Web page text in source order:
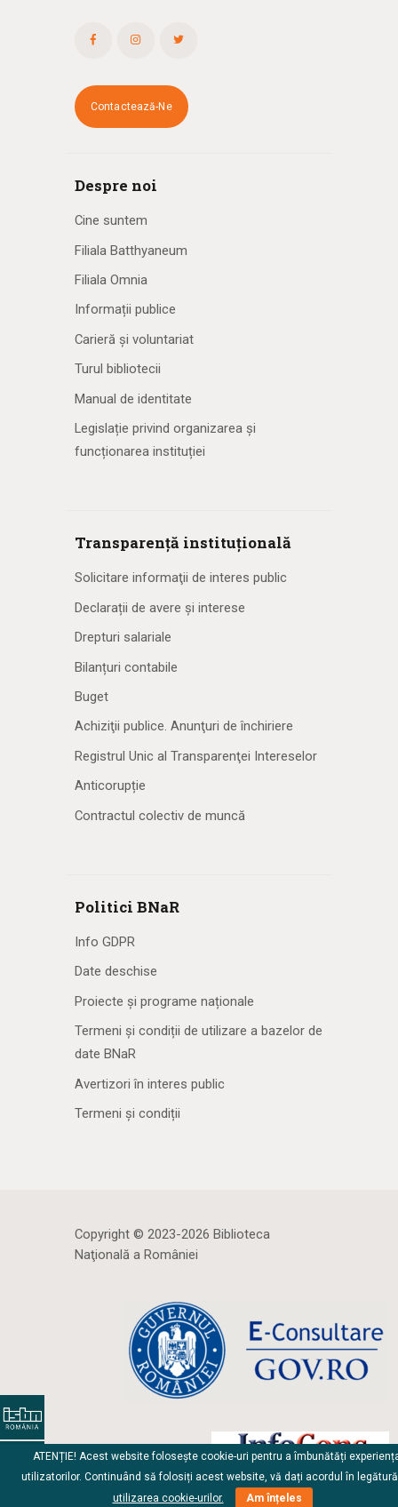
Contactează-Ne
Despre noi
Cine suntem
Filiala Batthyaneum
Filiala Omnia
Informații publice
Carieră și voluntariat
Turul bibliotecii
Manual de identitate
Legislație privind organizarea și
funcționarea instituției
Transparență instituțională
Solicitare informaţii de interes public
Declarații de avere și interese
Drepturi salariale
Bilanțuri contabile
Buget
Achiziţii publice. Anunţuri de închiriere
Registrul Unic al Transparenţei Intereselor
Anticorupție
Contractul colectiv de muncă
Politici BNaR
Info GDPR
Date deschise
Proiecte și programe naționale
Termeni și condiții de utilizare a bazelor de
date BNaR
Avertizori în interes public
Termeni și condiții
Copyright © 2023-2026 Biblioteca
Naţională a României
ATENȚIE! Acest website folosește cookie-uri pentru a îmbunătăți
utilizatorilor. Continuând să folosiți acest website, vă dați acordul în
utilizarea cookie-urilor.
Am înțeles